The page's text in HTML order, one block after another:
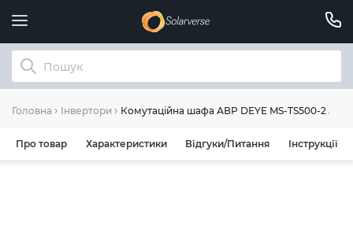
Головна Інвертори Комутаційна шафа АВР DEYE MS-TS500-2
Про товар Характеристики Відгуки/Питання Інструкції